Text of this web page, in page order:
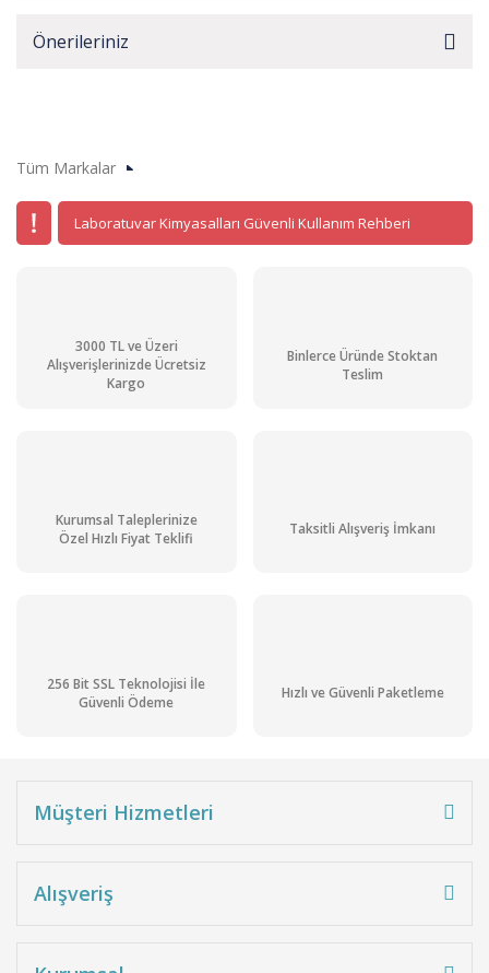
Önerileriniz
Tüm Markalar
Laboratuvar Kimyasalları Güvenli Kullanım Rehberi
3000 TL ve Üzeri
Alışverişlerinizde Ücretsiz
Kargo
Binlerce Üründe Stoktan
Teslim
Kurumsal Taleplerinize
Özel Hızlı Fiyat Teklifi
Taksitli Alışveriş İmkanı
256 Bit SSL Teknolojisi İle
Güvenli Ödeme
Hızlı ve Güvenli Paketleme
Müşteri Hizmetleri
Alışveriş